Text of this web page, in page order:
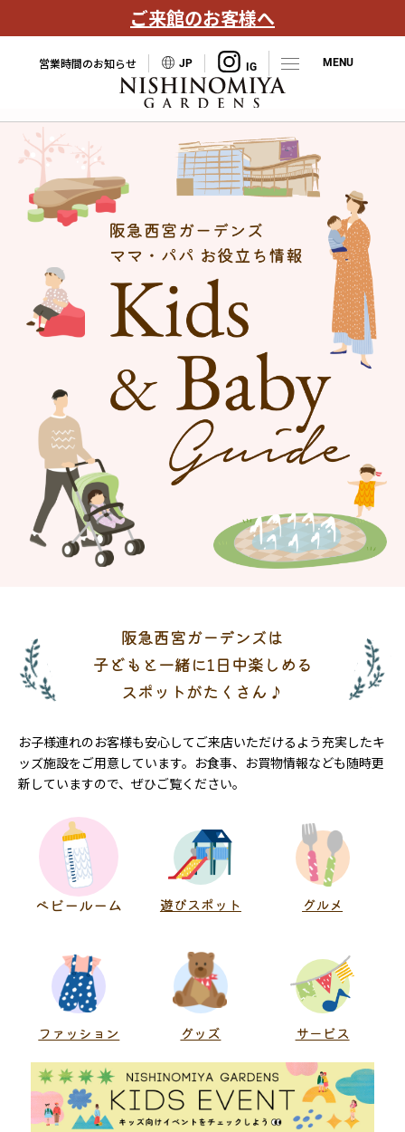
ご来館のお客様へ
営業時間のお知らせ JP
阪急西宮ガーデンズは
子どもと一緒に1日中楽しめる
スポットがたくさん♪
お子様連れのお客様も安心してご来店いただけるよう充実したキ
ッズ施設をご用意しています。お食事、お買物情報なども随時更
新していますので、ぜひご覧ください。
ベビールーム 遊びスポット グルメ
ファッション グッズ サービス